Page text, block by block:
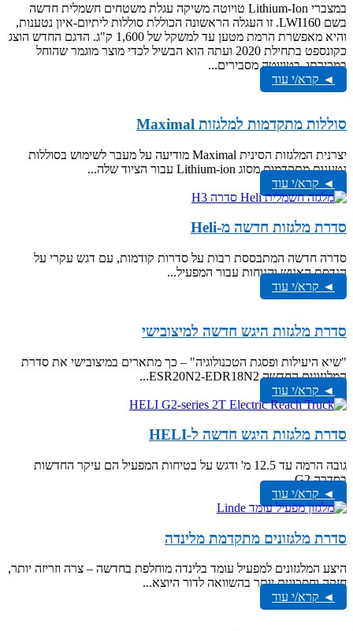
במצברי Lithium-Ion טויוטה משיקה עגלת משטחים חשמלית חדשה
בשם LWI160. זו העגלה הראשונה הכוללת סוללות ליתיום-איון נטענות,
והיא מאפשרת הרמת מטען עד למשקל של 1,600 ק"ג. הדגם החדש הוצג
כקונספט בתחילת 2020 ועתה הוא הבשיל לכדי מוצר מוגמר שהוחל
במכירתו. בטויוטה מסבירים...
◄ קרא/י עוד
סוללות מתקדמות למלגזות Maximal
יצרנית המלגזות הסינית Maximal מודיעה על מעבר לשימוש בסוללות
נטענות מתקדמות מסוג Lithium-ion עבור הציוד שלה...
◄ קרא/י עוד
סדרת מלגזות חדשה מ-Heli
סדרה חדשה המתבססת רבות על סדרות קודמות, עם דגש עקרי על
הנדסת האנוש והנוחות עבור המפעיל...
◄ קרא/י עוד
סדרת מלגזות היגש חדשה למיצובישי
"שיא היעילות ופסגת הטכנולוגיה" – כך מתארים במיצובישי את סדרת
המלגזונים החדשה ESR20N2-EDR18N2...
◄ קרא/י עוד
סדרת מלגזות היגש חדשה ל-HELI
גובה הרמה עד 12.5 מ' ודגש על בטיחות המפעיל הם עיקר החדשות
בסדרה G2...
◄ קרא/י עוד
סדרת מלגזונים מתקדמת מלינדה
היצע המלגזונים למפעיל עומד בלינדה מוחלפת בחדשה – צרה וזריזה יותר,
חזקה וחסכונית יותר בהשוואה לדור היוצא...
◄ קרא/י עוד